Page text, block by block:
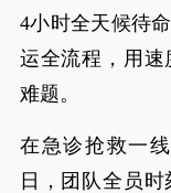
4小时全天候待
运全流程，用
难题。
在急诊抢救一
日，团队全员